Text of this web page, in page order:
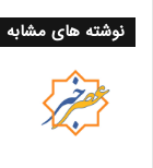
نوشته های مشابه